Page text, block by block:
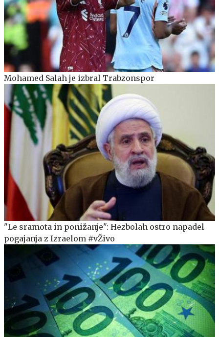
Mohamed Salah je izbral Trabzonspor
"Le sramota in ponižanje": Hezbolah ostro napadel
pogajanja z Izraelom #vŽivo